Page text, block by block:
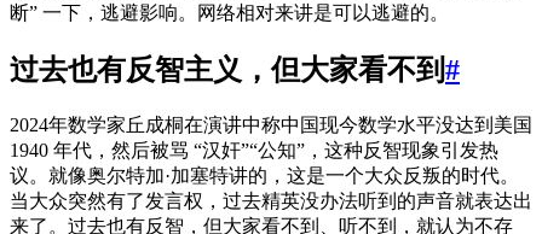
断” 一下，逃避影响。网络相对来讲是可以逃避的。
过去也有反智主义，但大家看不到#
2024年数学家丘成桐在演讲中称中国现今数学水平没达到美国
1940 年代，然后被骂 “汉奸”“公知”，这种反智现象引发热
议。就像奥尔特加·加塞特讲的，这是一个大众反叛的时代。
当大众突然有了发言权，过去精英没办法听到的声音就表达出
来了。过去也有反智，但大家看不到、听不到，就认为不存